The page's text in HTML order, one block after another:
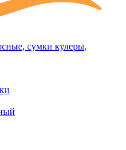
сумки кулеры,